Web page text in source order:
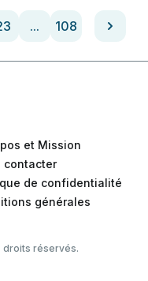
... 108
et Mission
contacter
de confidentialité
générales
droits réservés.